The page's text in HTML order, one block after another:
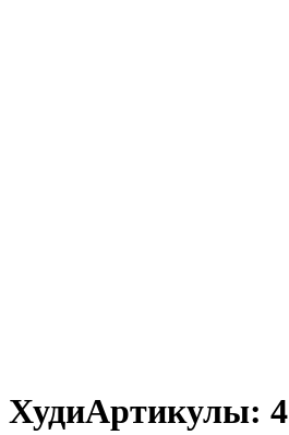
ХудиАртикулы: 4